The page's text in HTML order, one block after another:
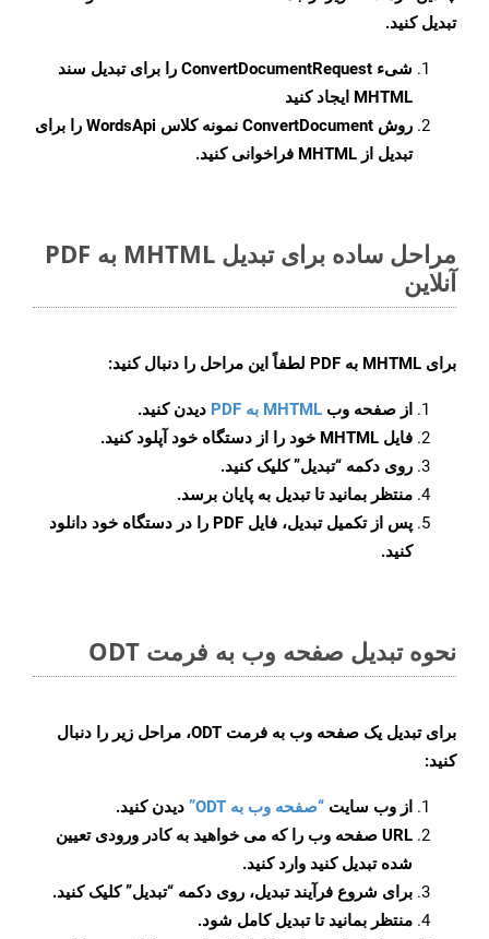
تبدیل کنید.
شیء ConvertDocumentRequest را برای تبدیل سند
MHTML ایجاد کنید
روش ConvertDocument
نمونه کلاس WordsApi را برای
تبدیل از MHTML فراخوانی کنید.
مراحل ساده برای تبدیل MHTML به PDF
آنلاین
برای MHTML به PDF لطفاً این مراحل را دنبال کنید:
از صفحه وب MHTML به PDF
دیدن کنید.
فایل MHTML خود را از دستگاه خود آپلود کنید.
روی دکمه “تبدیل”کلیک کنید.
منتظر بمانید تا تبدیل به پایان برسد.
پس از تکمیل تبدیل، فایل PDF را در دستگاه خود دانلود
کنید.
نحوه تبدیل صفحه وب به فرمت ODT
برای تبدیل یک صفحه وب به فرمت ODT، مراحل زیر را دنبال
کنید:
از وب سایت “صفحه وب به ODT”
دیدن کنید.
URL صفحه وب را که می خواهید به کادر ورودی تعیین
شده تبدیل کنید وارد کنید.
برای شروع فرآیند تبدیل، روی دکمه “تبدیل” کلیک کنید.
منتظر بمانید تا تبدیل کامل شود.